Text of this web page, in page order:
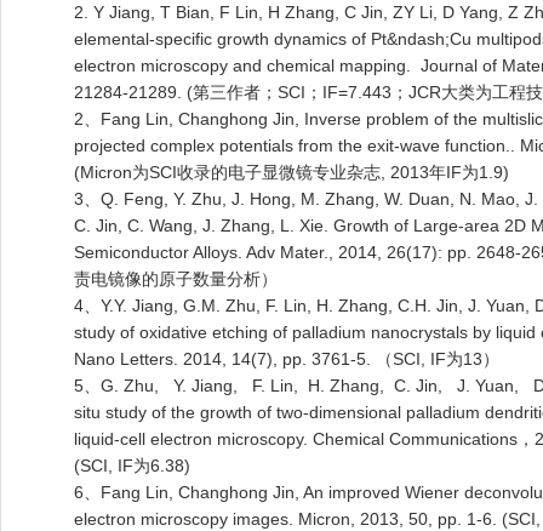
2. Y Jiang, T Bian, F Lin, H Zhang, C Jin, ZY Li, D Yang, Z
elemental-specific growth dynamics of Pt&ndash;Cu
electron microscopy and chemical mapping. Journal of
21284-21289. (第三作者；SCI；IF=7.443；JCR大类为工程
2、Fang Lin, Changhong Jin, Inverse problem of the
projected complex potentials from the exit-wave function..
(Micron为SCI收录的电子显微镜专业杂志, 2013年IF为1.9)
3、Q. Feng, Y. Zhu, J. Hong, M. Zhang, W. Duan, N. Mao,
C. Jin, C. Wang, J. Zhang, L. Xie. Growth of Large-area 2D
Semiconductor Alloys. Adv Mater., 2014, 26(17): pp. 2648-
责电镜像的原子数量分析）
4、Y.Y. Jiang, G.M. Zhu, F. Lin, H. Zhang, C.H. Jin, J. Yuan,
study of oxidative etching of palladium nanocrystals by liquid
Nano Letters. 2014, 14(7), pp. 3761-5. （SCI, IF为13）
5、 G. Zhu Y. Jiang , F. Lin, H. Zhang C. Jin J. Yuan
situ study of the growth of two-dimensional palladium
liquid-cell electron microscopy. Chemical Communications
(SCI, IF为6.38)
6、Fang Lin, Changhong Jin, An improved Wiener
electron microscopy images. Micron, 2013, 50, pp. 1-6.